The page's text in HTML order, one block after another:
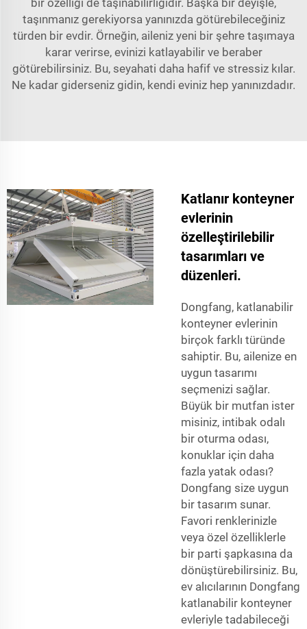
taşınmanız gerekiyorsa yanınızda götürebileceğiniz
türden bir evdir. Örneğin, aileniz yeni bir şehre taşımaya
karar verirse, evinizi katlayabilir ve beraber
götürebilirsiniz. Bu, seyahati daha hafif ve stressiz kılar.
Ne kadar giderseniz gidin, kendi eviniz hep yanınızdadır.
Katlanır konteyner
evlerinin
özelleştirilebilir
tasarımları ve
düzenleri.
Dongfang, katlanabilir
konteyner evlerinin
birçok farklı türünde
sahiptir. Bu, ailenize en
uygun tasarımı
seçmenizi sağlar.
Büyük bir mutfan ister
misiniz, intibak odalı
bir oturma odası,
konuklar için daha
fazla yatak odası?
Dongfang size uygun
bir tasarım sunar.
Favori renklerinizle
veya özel özelliklerle
bir parti şapkasına da
dönüştürebilirsiniz. Bu,
ev alıcılarının Dongfang
katlanabilir konteyner
evleriyle tadabileceği